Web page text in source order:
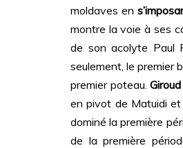
moldaves en
montre la voie à ses
de son acolyte Paul
seulement, le premier
premier poteau.Giroud
en pivot de Matuidi
dominé la première
de la première